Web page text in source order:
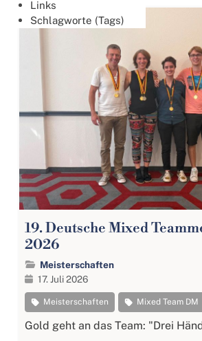
Links
Schlagworte (Tags)
19. Deutsche Mixed
2026
Meisterschaften
17. Juli 2026
Meisterschaften Mixed Team DM
Gold geht an das Team: "Drei